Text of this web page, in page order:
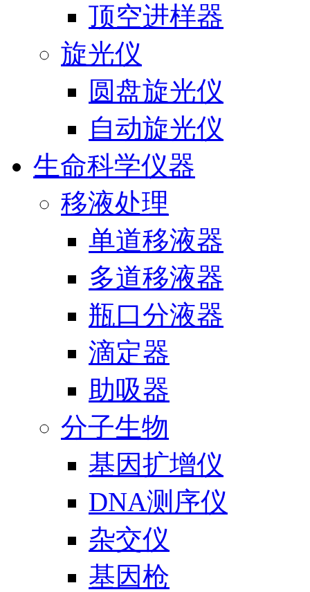
顶空进样器
旋光仪
圆盘旋光仪
自动旋光仪
生命科学仪器
移液处理
单道移液器
多道移液器
瓶口分液器
滴定器
助吸器
分子生物
基因扩增仪
DNA测序仪
杂交仪
基因枪